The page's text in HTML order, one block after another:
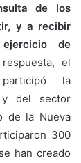
de los
y a recibir
de
el
la
y del sector
de la Nueva
300
han creado